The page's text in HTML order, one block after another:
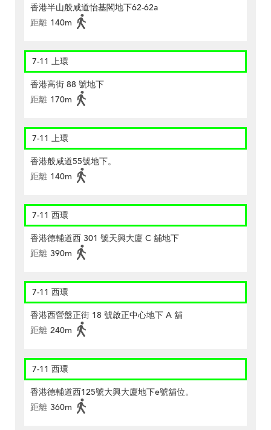
香港半山般咸道怡基閣地下62-62a
距離 140m
7-11 上環
香港高街 88 號地下
距離 170m
7-11 上環
香港般咸道55號地下。
距離 140m
7-11 西環
香港德輔道西 301 號天興大廈 C 舖地下
距離 390m
7-11 西環
香港西營盤正街 18 號啟正中心地下 A 舖
距離 240m
7-11 西環
香港德輔道西125號大興大廈地下e號舖位。
距離 360m